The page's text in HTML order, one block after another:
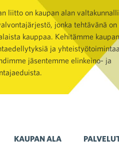
liitto on kaupan alan
jonka tehtävänä on
kauppaa. Kehitämme
ja
jäsentemme elinkeino- ja
KAUPAN ALA